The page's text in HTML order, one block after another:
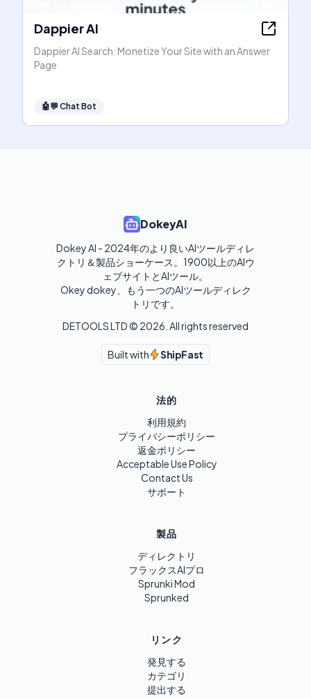
Dappier AI
Dappier AI Search: Monetize Your Site with an Answer
Page
🤖💬 Chat Bot
DokeyAI
Dokey AI - 2024年のより良いAIツールディレ
クトリ＆製品ショーケース。1900以上のAIウ
ェブサイトとAIツール。
Okey dokey、もう一つのAIツールディレク
トリです。
DETOOLS LTD © 2026 . All rights reserved
Built with ShipFast
法的
利用規約
プライバシーポリシー
返金ポリシー
Acceptable Use Policy
Contact Us
サポート
製品
ディレクトリ
フラックスAIプロ
Sprunki Mod
Sprunked
リンク
発見する
カテゴリ
提出する